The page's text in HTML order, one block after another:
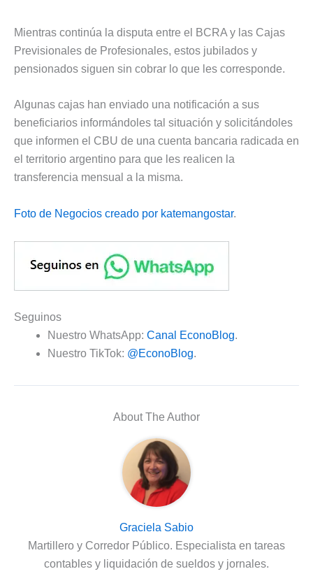
Mientras continúa la disputa entre el BCRA y las Cajas
Previsionales de Profesionales, estos jubilados y
pensionados siguen sin cobrar lo que les corresponde.
Algunas cajas han enviado una notificación a sus
beneficiarios informándoles tal situación y solicitándoles
que informen el CBU de una cuenta bancaria radicada en
el territorio argentino para que les realicen la
transferencia mensual a la misma.
Foto de Negocios creado por katemangostar.
Seguinos
Nuestro WhatsApp: Canal EconoBlog.
Nuestro TikTok: @EconoBlog.
About The Author
Graciela Sabio
Martillero y Corredor Público. Especialista en tareas
contables y liquidación de sueldos y jornales.